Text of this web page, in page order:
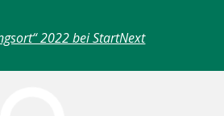
2022 bei StartNext